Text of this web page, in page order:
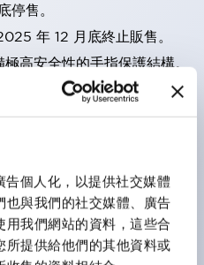
個人化，以提供社交媒體
也與我們的社交媒體、廣告
我們網站的資料，這些合
所提供給他們的其他資料或
售。
年 12 月底終止販售。
高安全性的手指保護結構。
方式，維持穩定導通性能。
前方滲入：IP65（僅雙按
電壓規格。
顏色（LSRD 燈泡）。以往